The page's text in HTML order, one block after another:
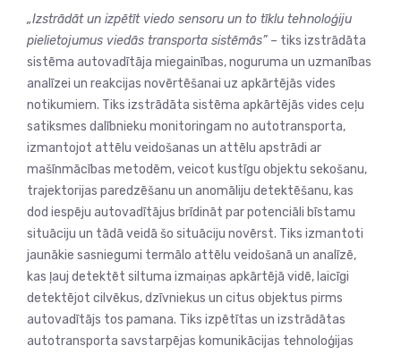
„Izstrādāt un izpētīt viedo sensoru un to tīklu tehnoloģiju
pielietojumus viedās transporta sistēmās” – tiks izstrādāta
sistēma autovadītāja miegainības, noguruma un uzmanības
analīzei un reakcijas novērtēšanai uz apkārtējās vides
notikumiem. Tiks izstrādāta sistēma apkārtējās vides ceļu
satiksmes dalībnieku monitoringam no autotransporta,
izmantojot attēlu veidošanas un attēlu apstrādi ar
mašīnmācības metodēm, veicot kustīgu objektu sekošanu,
trajektorijas paredzēšanu un anomāliju detektēšanu, kas
dod iespēju autovadītājus brīdināt par potenciāli bīstamu
situāciju un tādā veidā šo situāciju novērst. Tiks izmantoti
jaunākie sasniegumi termālo attēlu veidošanā un analīzē,
kas ļauj detektēt siltuma izmaiņas apkārtējā vidē, laicīgi
detektējot cilvēkus, dzīvniekus un citus objektus pirms
autovadītājs tos pamana. Tiks izpētītas un izstrādātas
autotransporta savstarpējas komunikācijas tehnoloģijas